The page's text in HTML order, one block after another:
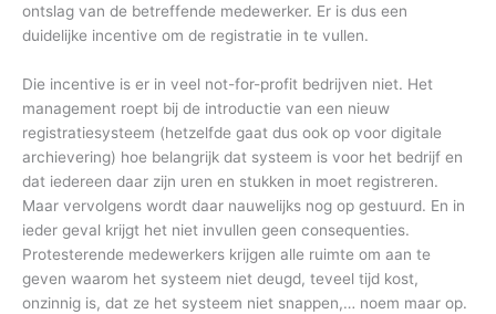
ontslag van de betreffende medewerker. Er is dus een
duidelijke incentive om de registratie in te vullen.
Die incentive is er in veel not-for-profit bedrijven niet. Het
management roept bij de introductie van een nieuw
registratiesysteem (hetzelfde gaat dus ook op voor digitale
archievering) hoe belangrijk dat systeem is voor het bedrijf en
dat iedereen daar zijn uren en stukken in moet registreren.
Maar vervolgens wordt daar nauwelijks nog op gestuurd. En in
ieder geval krijgt het niet invullen geen consequenties.
Protesterende medewerkers krijgen alle ruimte om aan te
geven waarom het systeem niet deugd, teveel tijd kost,
onzinnig is, dat ze het systeem niet snappen,… noem maar op.